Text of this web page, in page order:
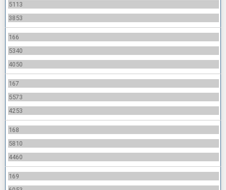
5113
3853
166
5340
4050
167
5573
4253
168
5810
4460
169